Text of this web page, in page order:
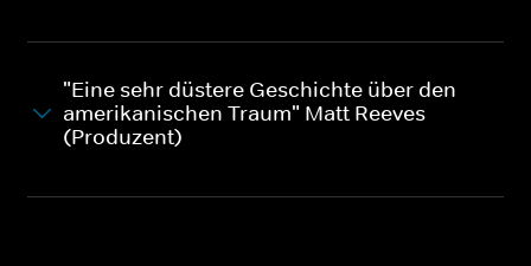
"Eine sehr düstere Geschichte über den
amerikanischen Traum" Matt Reeves
(Produzent)